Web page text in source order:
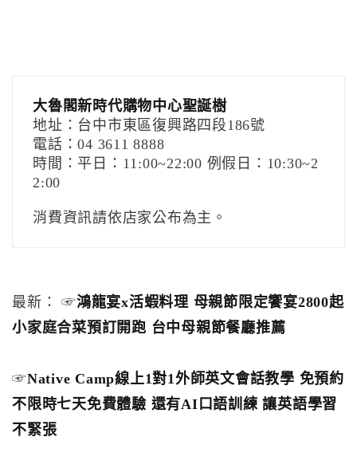
大魯閣新時代購物中心聖誕樹
地址：台中市東區復興路四段186號
電話：04 3611 8888
時間：平日：11:00~22:00 例假日：10:30~2
2:00
消費資訊請依店家公布為主。
最新： ☞鴻龍宴x活蝦料理 母親節限定饗宴2800起
小家庭合菜預訂開跑 台中母親節餐廳推薦
☞Native Camp線上1對1外師英文會話教學 免預約
不限時七天免費體驗 還有AI口語訓練 讓英語學習
不緊張